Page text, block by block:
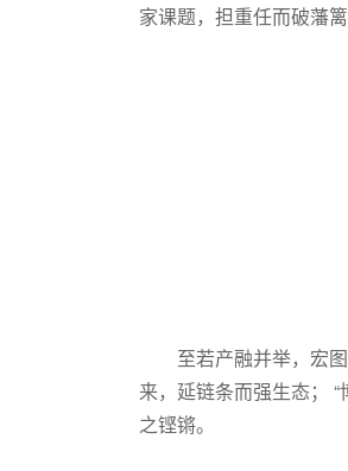
家课题，担重任而破藩
至若产融并举，宏
来，延链条而强生态；
之铿锵。